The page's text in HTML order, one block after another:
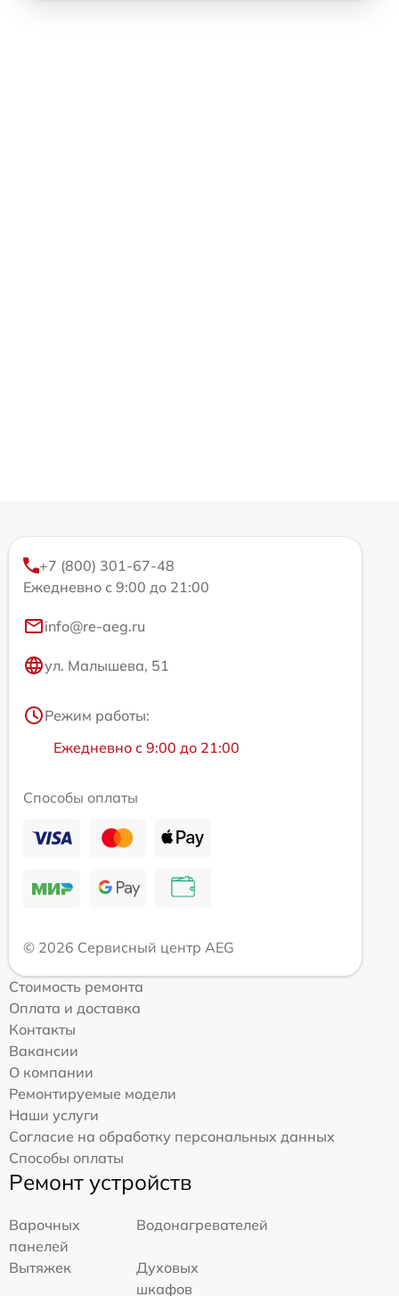
+7 (800) 301-67-48
Ежедневно с 9:00 до 21:00
info@re-aeg.ru
ул. Малышева, 51
Режим работы:
Ежедневно с 9:00 до 21:00
Способы оплаты
© 2026 Сервисный центр AEG
Стоимость ремонта
Оплата и доставка
Контакты
Вакансии
О компании
Ремонтируемые модели
Наши услуги
Согласие на обработку персональных данных
Способы оплаты
Ремонт устройств
Варочных
панелей
Водонагревателей
Вытяжек
Духовых
шкафов